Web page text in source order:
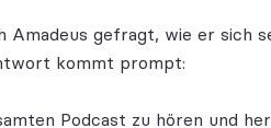
Amadeus gefragt, wie er sich
kommt prompt:
Podcast zu hören und